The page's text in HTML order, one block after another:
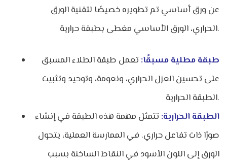
عن ورق أساسي تم تطويره خصيصًا لتقنية الورق
الحراري، الورق الأساسي مغطى بطبقة حرارية.
طبقة مطلية مسبقًا: تعمل طبقة الطلاء المسبق
على تحسين العزل الحراري، ونعومة، وتوحيد وتثبيت
الطبقة الحرارية.
الطبقة الحرارية: تتمثل مهمة هذه الطبقة في إنشاء
صورًا ذات تفاعل حراري. في الممارسة العملية، يتحول
الورق إلى اللون الأسود في النقاط الساخنة بسبب